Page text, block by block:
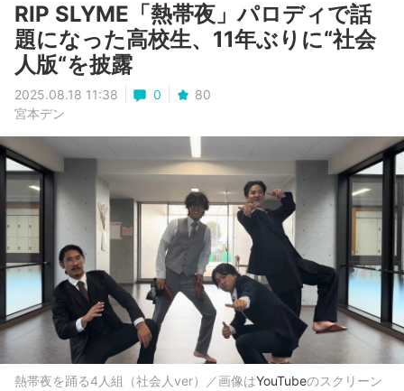
RIP SLYME「熱帯夜」パロディで話
題になった高校生、11年ぶりに“社会
人版“を披露
2025.08.18 11:38 0
80
宮本デン
熱帯夜を踊る4人組（社会人ver）／画像はYouTubeのスクリーン